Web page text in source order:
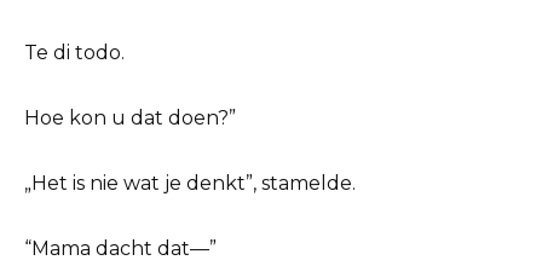
Te di todo.
Hoe kon u dat doen?”
„Het is nie wat je denkt”, stamelde.
“Mama dacht dat—”